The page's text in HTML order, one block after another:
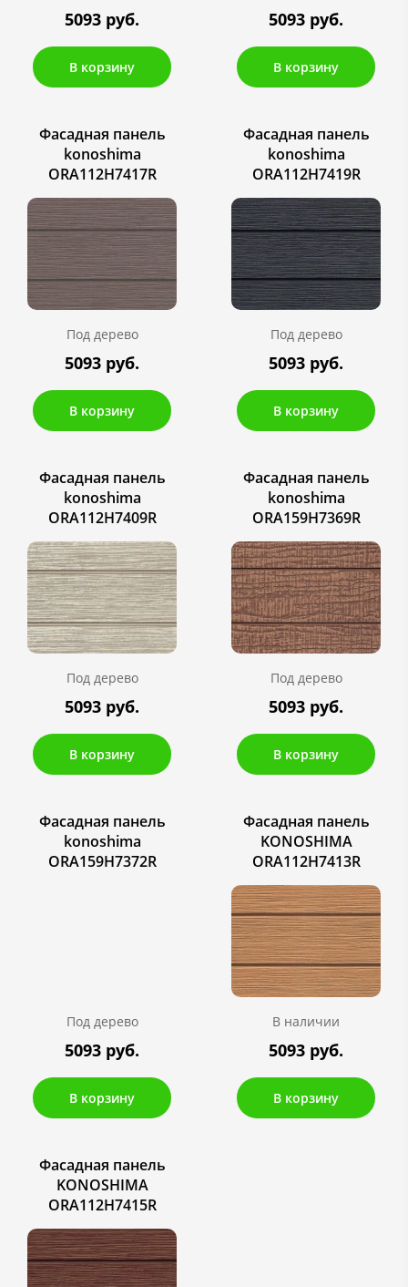
5093 руб.
В корзину
5093 руб.
В корзину
Фасадная панель
konoshima
ORA112H7417R
Под дерево
5093 руб.
В корзину
Фасадная панель
konoshima
ORA112H7419R
Под дерево
5093 руб.
В корзину
Фасадная панель
konoshima
ORA112H7409R
Под дерево
5093 руб.
В корзину
Фасадная панель
konoshima
ORA159H7369R
Под дерево
5093 руб.
В корзину
Фасадная панель
konoshima
ORA159H7372R
Под дерево
5093 руб.
В корзину
Фасадная панель
KONOSHIMA
ORA112H7413R
В наличии
5093 руб.
В корзину
Фасадная панель
KONOSHIMA
ORA112H7415R